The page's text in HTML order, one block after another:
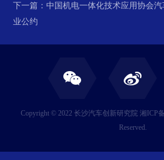
下一篇：中国机电一体化技术应用协会
业公约
Copyright © 2022 长沙汽车创新研究院 湘ICP
Reserved.